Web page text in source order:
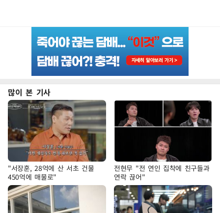
많이 본 기사
"서장훈, 28억에 산 서초 건물
450억에 매물로"
전현무 "전 연인 집착에 친구들과
연락 끊어"